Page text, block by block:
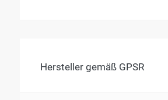
Hersteller gemäß GPSR